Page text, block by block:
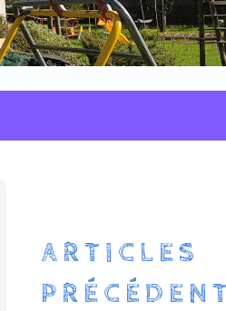
ARTICLES